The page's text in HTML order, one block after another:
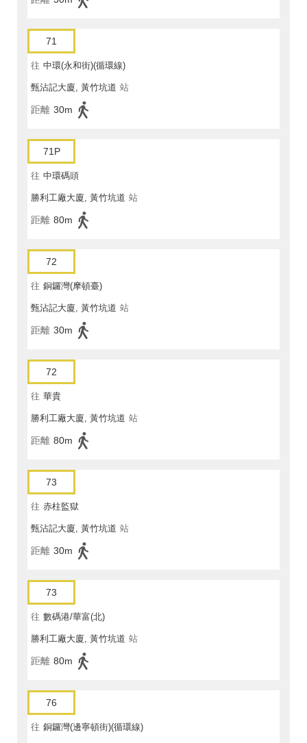
71
往 中環(永和街)(循環線)
甄沾記大廈, 黃竹坑道 站
距離 30m
71P
往 中環碼頭
勝利工廠大廈, 黃竹坑道 站
距離 80m
72
往 銅鑼灣(摩頓臺)
甄沾記大廈, 黃竹坑道 站
距離 30m
72
往 華貴
勝利工廠大廈, 黃竹坑道 站
距離 80m
73
往 赤柱監獄
甄沾記大廈, 黃竹坑道 站
距離 30m
73
往 數碼港/華富(北)
勝利工廠大廈, 黃竹坑道 站
距離 80m
76
往 銅鑼灣(邊寧頓街)(循環線)